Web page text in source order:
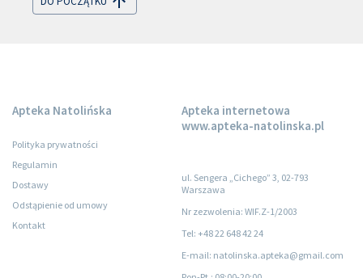
Apteka Natolińska
Polityka prywatności
Regulamin
Dostawy
Odstąpienie od umowy
Kontakt
Apteka internetowa
www.apteka-natolinska.pl
ul. Sengera „Cichego” 3, 02-793
Warszawa
Nr zezwolenia: WIF.Z-1/2003
Tel: +48 22 648 42 24
E-mail: natolinska.apteka@gmail.com